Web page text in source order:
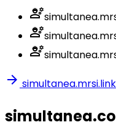
engineering
engineering
engineering
arrow_forward simultanea.mrsi.link